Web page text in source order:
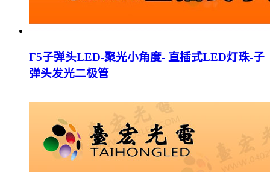
F5子弹头LED-聚光小角度- 直插式LED灯珠-子
弹头发光二极管